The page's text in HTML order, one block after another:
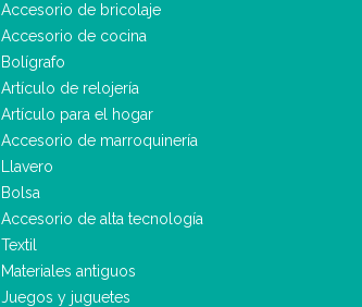
Accesorio de bricolaje
Accesorio de cocina
Bolígrafo
Artículo de relojería
Artículo para el hogar
Accesorio de marroquinería
Llavero
Bolsa
Accesorio de alta tecnología
Textil
Materiales antiguos
Juegos y juguetes